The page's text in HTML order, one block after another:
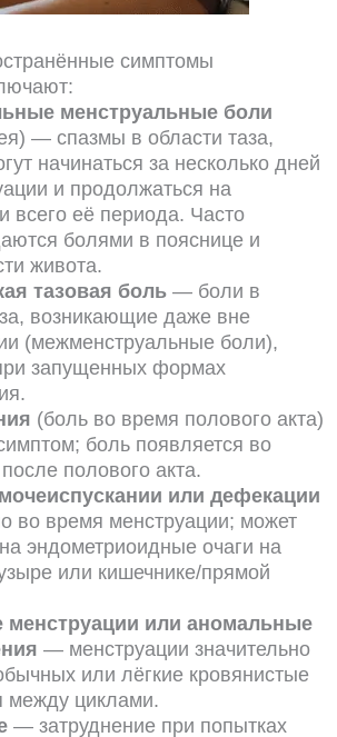
симптомы
менструальные боли
— спазмы в области таза,
начинаться за несколько дней
и продолжаться на
всего её периода. Часто
болями в пояснице и
живота.
тазовая боль — боли в
возникающие даже вне
(межменструальные боли),
запущенных формах
(боль во время полового акта)
боль появляется во
полового акта.
или дефекации
во время менструации; может
эндометриоидные очаги на
или кишечнике/прямой
или аномальные
— менструации значительно
или лёгкие кровянистые
между циклами.
— затруднение при попытках